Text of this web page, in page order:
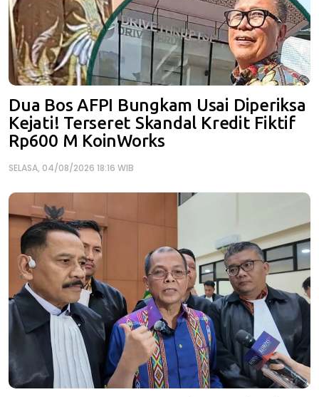
Dua Bos AFPI Bungkam Usai Diperiksa
Kejati! Terseret Skandal Kredit Fiktif
Rp600 M KoinWorks
SELASA, 04/08/2026 18:16 WIB